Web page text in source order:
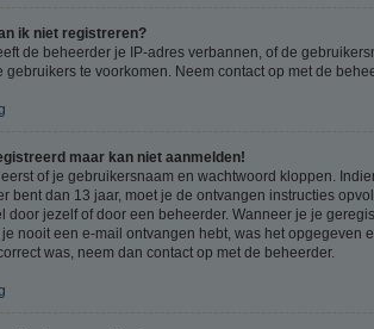
ik niet registreren?
de beheerder je IP-adres verbannen, of de
gebruikers te voorkomen. Neem contact op met de
maar kan niet aanmelden!
of je gebruikersnaam en wachtwoord kloppen.
bent dan 13 jaar, moet je de ontvangen instructies
door jezelf of door een beheerder. Wanneer je je
nooit een e-mail ontvangen hebt, was het
was, neem dan contact op met de beheerder.